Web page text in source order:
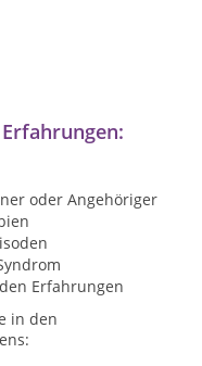
oder Angehöriger
Erfahrungen
in den